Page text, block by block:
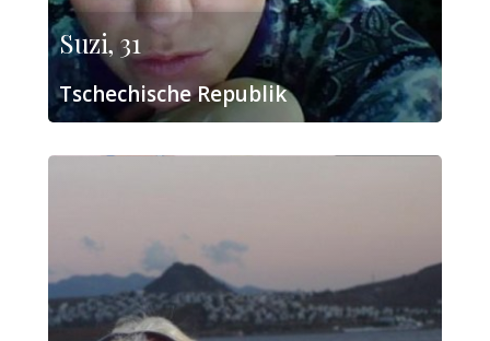
Suzi, 31
Tschechische Republik